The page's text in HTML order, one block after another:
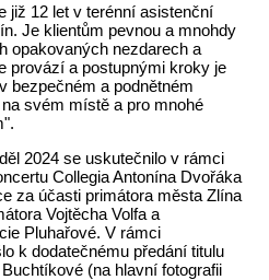
již 12 let v terénní asistenční
Je klientům pevnou a mnohdy
opakovaných nezdarech a
provází a postupnými kroky je
bezpečném a podnětném
svém místě a pro mnohé
2024 se uskutečnilo v rámci
Collegia Antonína Dvořáka
za účasti primátora města Zlína
Vojtěcha Volfa a
Pluhařové. V rámci
k dodatečnému předání titulu
(na hlavní fotografii